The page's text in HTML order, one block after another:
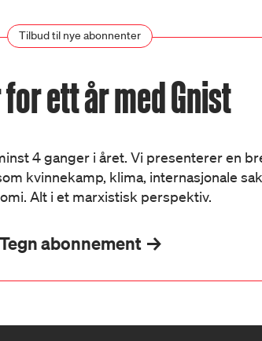
Tilbud til nye abonnenter
ett år med Gnist
4 ganger i året. Vi presenterer en
kvinnekamp, klima, internasjonale
Alt i et marxistisk perspektiv.
Tegn abonnement